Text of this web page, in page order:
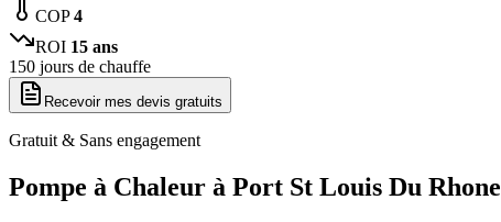
COP4
ROI 15 ans
150 jours de chauffe
Recevoir mes devis gratuits
Gratuit & Sans engagement
Pompe à Chaleur à Port St Louis Du Rhone